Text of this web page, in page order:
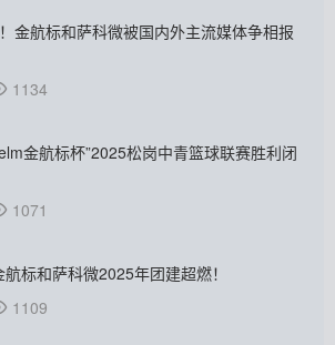
金航标和萨科微被国内外主流媒体争相报
1134
金航标杯”2025松岗中青篮球联赛胜利闭
1071
标和萨科微2025年团建超燃！
1109